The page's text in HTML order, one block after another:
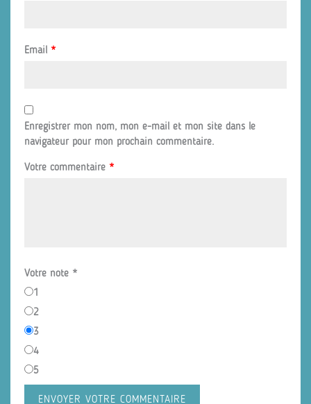
Email *
Enregistrer mon nom, mon e-mail et mon site dans le
navigateur pour mon prochain commentaire.
Votre commentaire *
Votre note *
1
2
3
4
5